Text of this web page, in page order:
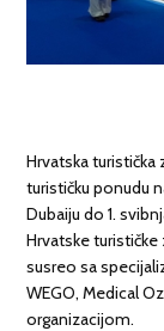
Hrvatska
turističku ponudu
Dubaiju do 1.
Hrvatske
susreo sa
WEGO, Medical
organizacijom.